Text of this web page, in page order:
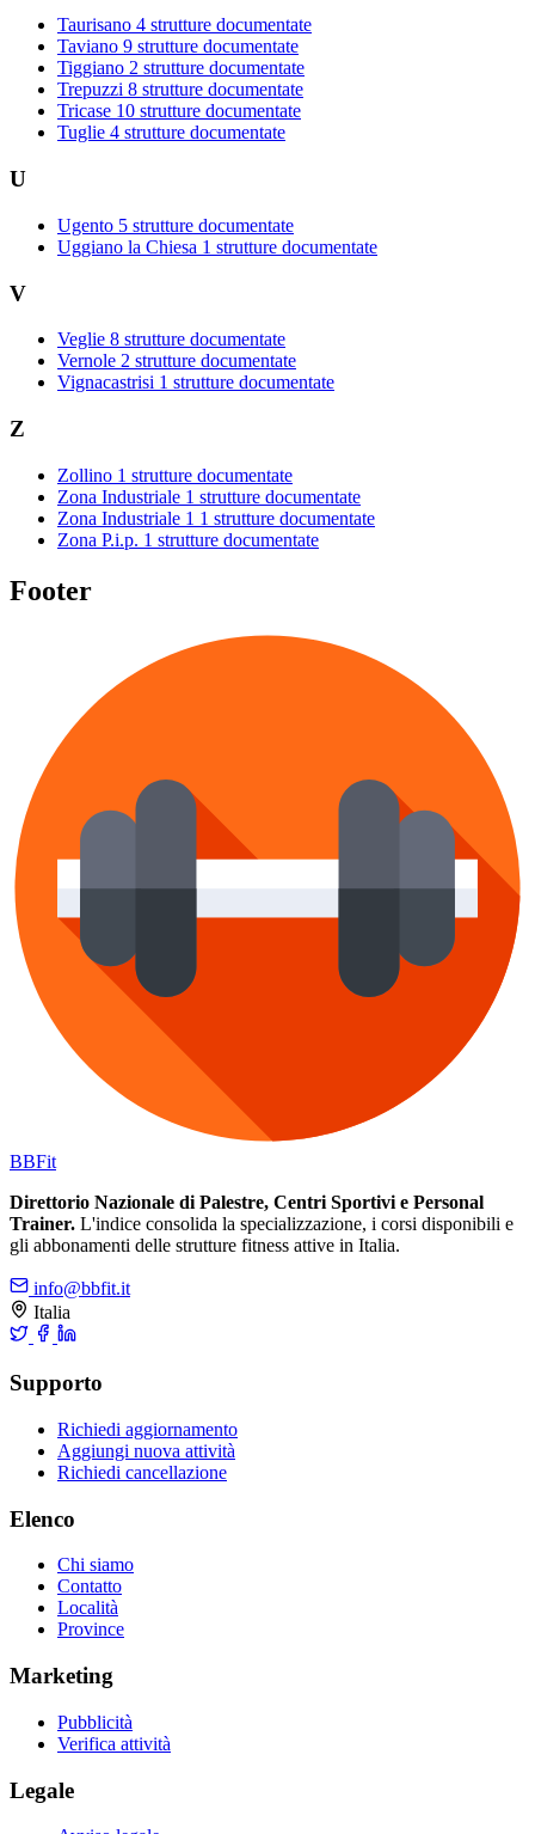
Taurisano 4 strutture documentate
Taviano 9 strutture documentate
Tiggiano 2 strutture documentate
Trepuzzi 8 strutture documentate
Tricase 10 strutture documentate
Tuglie 4 strutture documentate
U
Ugento 5 strutture documentate
Uggiano la Chiesa 1 strutture documentate
V
Veglie 8 strutture documentate
Vernole 2 strutture documentate
Vignacastrisi 1 strutture documentate
Z
Zollino 1 strutture documentate
Zona Industriale 1 strutture documentate
Zona Industriale 1 1 strutture documentate
Zona P.i.p. 1 strutture documentate
Footer
BBFit
Direttorio Nazionale di Palestre, Centri Sportivi e Personal
Trainer. L'indice consolida la specializzazione, i corsi disponibili e
gli abbonamenti delle strutture fitness attive in Italia.
info@bbfit.it
Italia
Supporto
Richiedi aggiornamento
Aggiungi nuova attività
Richiedi cancellazione
Elenco
Chi siamo
Contatto
Località
Province
Marketing
Pubblicità
Verifica attività
Legale